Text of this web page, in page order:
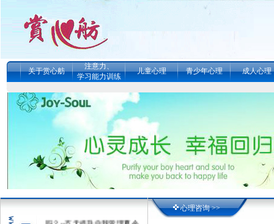
关于赏心舫
注意力、
学习能力训练
儿童心理 青少年心理 成人心理
·真的能改变孩子的学习动力
吗？--五天提升自我管理夏令
心理咨询 >>